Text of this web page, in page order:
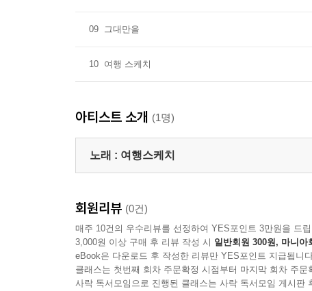
09 그대만을
10 여행 스케치
아티스트 소개 (1명)
노래 : 여행스케치
회원리뷰 (0건)
매주 10건의 우수리뷰를 선정하여 YES포인트 3만원을 드
3,000원 이상 구매 후 리뷰 작성 시 일반회원 300원, 마니아
eBook은 다운로드 후 작성한 리뷰만 YES포인트 지급됩니
클래스는 첫번째 회차 주문확정 시점부터 마지막 회차 주
사락 독서모임으로 진행된 클래스는 사락 독서모임 게시판